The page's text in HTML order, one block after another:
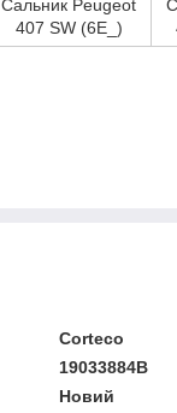
Сальник Peugeot
407 SW (6E_)
Corteco
19033884B
Новий